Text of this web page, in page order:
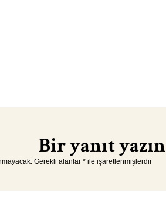
Bir yanıt yazın
Gerekli alanlar * ile işaretlenmişlerdir